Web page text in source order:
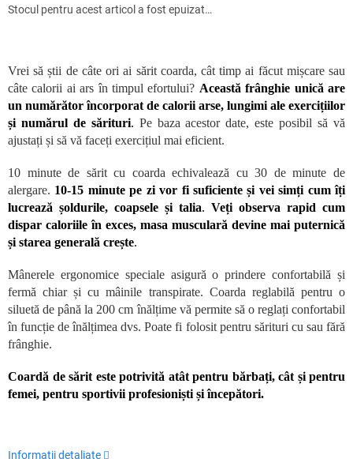
Stocul pentru acest articol a fost epuizat…
Vrei să știi de câte ori ai sărit coarda, cât timp ai făcut mișcare sau
câte calorii ai ars în timpul efortului? Această frânghie unică are
un numărător încorporat de calorii arse, lungimi ale exercițiilor
și numărul de sărituri. Pe baza acestor date, este posibil să vă
ajustați și să vă faceți exercițiul mai eficient.
10 minute de sărit cu coarda echivalează cu 30 de minute de
alergare. 10-15 minute pe zi vor fi suficiente și vei simți cum îți
lucrează șoldurile, coapsele și talia. Veți observa rapid cum
dispar caloriile în exces, masa musculară devine mai puternică
și starea generală crește.
Mânerele ergonomice speciale asigură o prindere confortabilă și
fermă chiar și cu mâinile transpirate. Coarda reglabilă pentru o
siluetă de până la 200 cm înălțime vă permite să o reglați confortabil
în funcție de înălțimea dvs. Poate fi folosit pentru sărituri cu sau fără
frânghie.
Coardă de sărit este potrivită atât pentru bărbați, cât și pentru
femei, pentru sportivii profesioniști și începători.
Informaţii detaliate